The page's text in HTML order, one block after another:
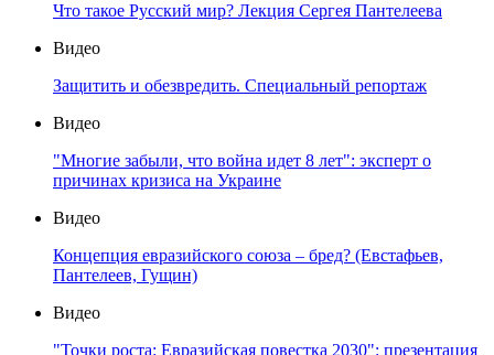
Что такое Русский мир? Лекция Сергея Пантелеева
Видео
Защитить и обезвредить. Специальный репортаж
Видео
"Многие забыли, что война идет 8 лет": эксперт о
причинах кризиса на Украине
Видео
Концепция евразийского союза – бред? (Евстафьев,
Пантелеев, Гущин)
Видео
"Точки роста: Евразийская повестка 2030": презентация